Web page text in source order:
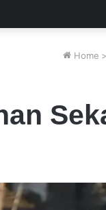
Home >